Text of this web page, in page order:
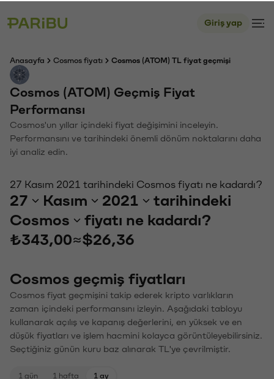
Giriş yap
Anasayfa Cosmos fiyatı Cosmos (ATOM) TL fiyat geçmişi
Cosmos (ATOM) Geçmiş Fiyat
Performansı
Cosmos'un yıllar içindeki fiyat değişimini inceleyin.
Performansını ve tarihindeki önemli dönüm noktalarını daha
iyi analiz edin.
27 Kasım 2021 tarihindeki Cosmos fiyatı ne kadardı?
27 Kasım 2021
tarihindeki
Cosmos
fiyatı ne kadardı?
₺343,00≈$26,36
Cosmos geçmiş fiyatları
Cosmos fiyat geçmişini takip ederek kripto varlıkların
zaman içindeki performansını izleyin. Aşağıdaki tabloyu
kullanarak açılış ve kapanış değerlerini, en yüksek ve en
düşük fiyatları ve işlem hacmini kolayca görüntüleyebilirsiniz.
Seçtiğiniz günün kuru baz alınarak TL'ye çevrilmiştir.
1 gün 1 hafta 1 ay